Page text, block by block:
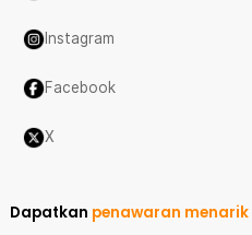
Instagram
Facebook
X
Dapatkan penawaran menarik